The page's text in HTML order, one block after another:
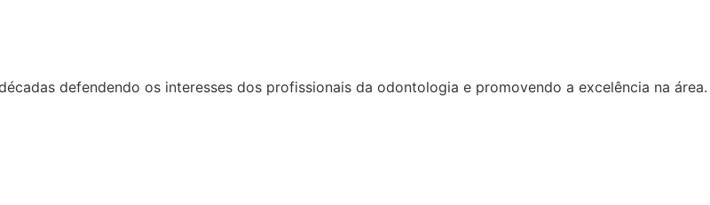
defendendo os interesses dos profissionais da odontologia e promovendo a excelência na área.